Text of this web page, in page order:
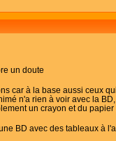
un doute
car à la base aussi ceux
n'a rien à voir avec la
un crayon et du
BD avec des tableaux à